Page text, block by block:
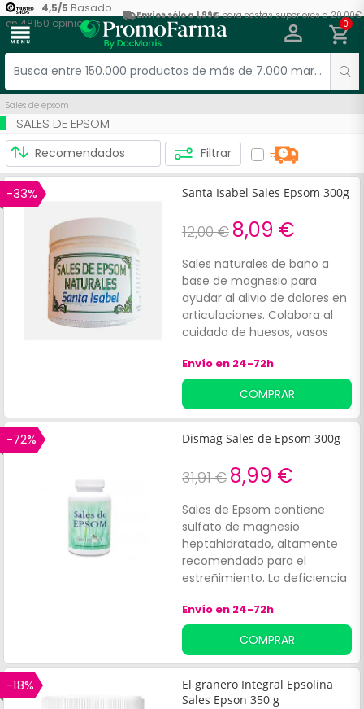
4,5/5 Basado
en48150 opiniones
Envíos sólo a 1,99€para cestas superiores a 20,00€
menu 0
Sales de epsom
SALES DE EPSOM
Filtrar
-33% Santa Isabel Sales Epsom 300g
12,00 € 8,09 €
Sales naturales de baño a
base de magnesio para
ayudar al alivio de dolores en
articulaciones. Colabora al
cuidado de huesos, vasos
intestinal. Recomendado
para personas con
deficiencias de magnesio,
que no puede incorporarlos a
su dieta por condiciones
Favorece la recuperación
muscular después de largas
horas de trabajo o actividad
física.
Envío en 24-72h
COMPRAR
-72% Dismag Sales de Epsom 300g
31,91 € 8,99 €
Sales de Epsom contiene
sulfato de magnesio
heptahidratado, altamente
recomendado para el
estreñimiento. La deficiencia
estreñimiento por eso mismo
debes consumir una dosis
diaria para poder ir de vientre.
¡Tu aporte diario de
magnesio heptahidratado
imprescindible para combatir
Envío en 24-72h
COMPRAR
-18%
El granero Integral Epsolina
Sales Epson 350 g